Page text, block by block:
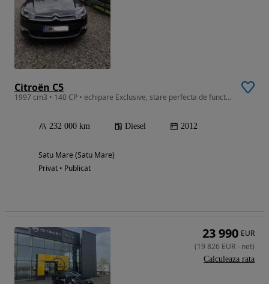
Citroën C5
1997 cm3 • 140 CP • echipare Exclusive, stare perfecta de functionare
232 000 km Diesel 2012
Satu Mare (Satu Mare)
Privat • Publicat
23 990 EUR
(19 826 EUR- net)
Calculeaza rata